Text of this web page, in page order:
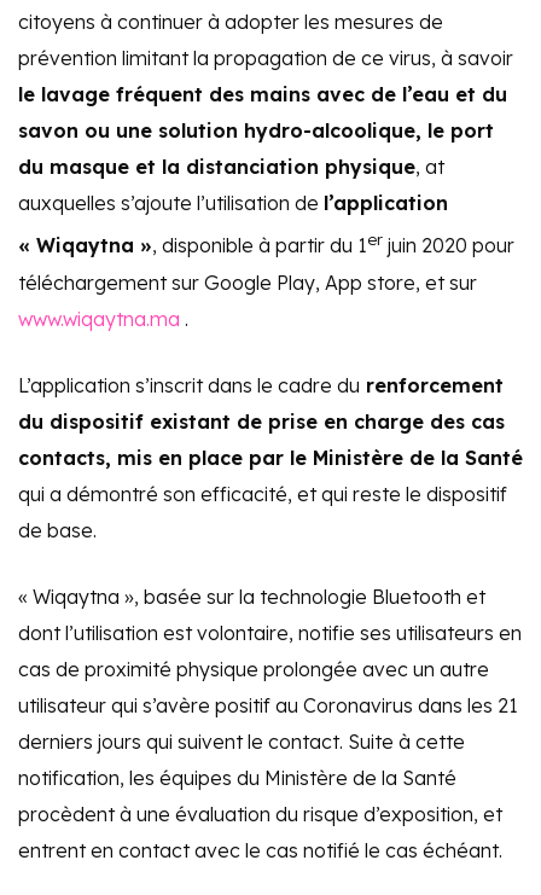
citoyens à continuer à adopter les mesures de
prévention limitant la propagation de ce virus, à savoir
le lavage fréquent des mains avec de l’eau et du
savon ou une solution hydro-alcoolique, le port
du masque et la distanciation physique, at
auxquelles s’ajoute l’utilisation de l’application
« Wiqaytna », disponible à partir du 1er juin 2020 pour
téléchargement sur Google Play, App store, et sur
www.wiqaytna.ma .
L’application s’inscrit dans le cadre du renforcement
du dispositif existant de prise en charge des cas
contacts, mis en place par le Ministère de la Santé
qui a démontré son efficacité, et qui reste le dispositif
de base.
« Wiqaytna », basée sur la technologie Bluetooth et
dont l’utilisation est volontaire, notifie ses utilisateurs en
cas de proximité physique prolongée avec un autre
utilisateur qui s’avère positif au Coronavirus dans les 21
derniers jours qui suivent le contact. Suite à cette
notification, les équipes du Ministère de la Santé
procèdent à une évaluation du risque d’exposition, et
entrent en contact avec le cas notifié le cas échéant.